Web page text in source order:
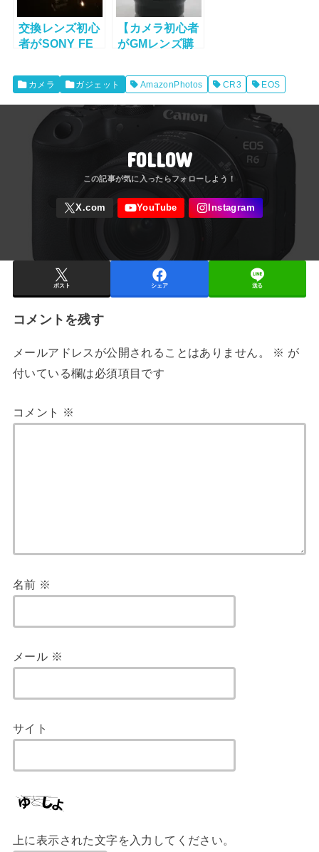
交換レンズ初心
者がSONY FE
SEL20F18G レ
ビュー
【カメラ初心者
がGMレンズ購
F1.8 GM
SEL14F18GM
カメラ ガジェット AmazonPhotos CR3 EOS
FOLLOW
ポスト シェア 送る
コメントを残す
メールアドレスが公開されることはありません。 ※ が
付いている欄は必須項目です
コメント ※
名前 ※
メール ※
サイト
上に表示された文字を入力してください。